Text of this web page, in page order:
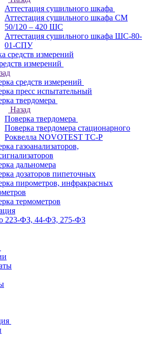
Аттестация сушильного шкафа
Аттестация сушильного шкафа СМ
50/120 – 420 ШС
Аттестация сушильного шкафа ШС-80-
01-СПУ
средств измерений
измерений
средств измерений
пресс испытательный
твердомера
Назад
Поверка твердомера
Поверка твердомера стационарного
Роквелла NOVOTEST TС-Р
газоанализаторов,
дальномера
дозаторов пипеточных
пирометров, инфракрасных
термометров
223-ФЗ, 44-ФЗ, 275-ФЗ